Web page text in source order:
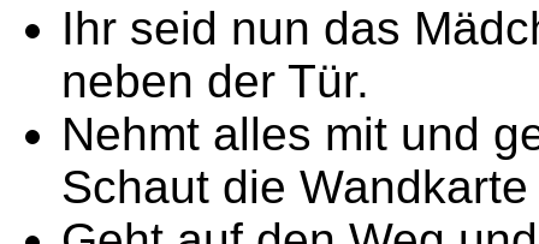
Ihr seid nun das
neben der Tür.
Nehmt alles mit und
Schaut die